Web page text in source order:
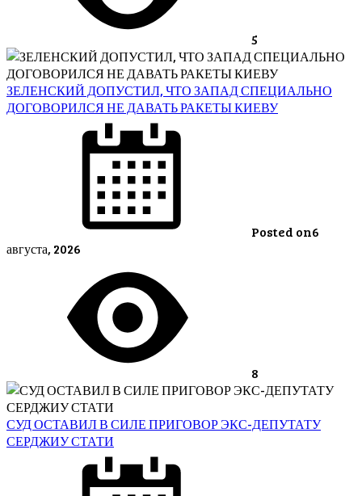
5
ЗЕЛЕНСКИЙ ДОПУСТИЛ, ЧТО ЗАПАД СПЕЦИАЛЬНО
ДОГОВОРИЛСЯ НЕ ДАВАТЬ РАКЕТЫ КИЕВУ
Posted on6
августа, 2026
8
СУД ОСТАВИЛ В СИЛЕ ПРИГОВОР ЭКС-ДЕПУТАТУ
СЕРДЖИУ СТАТИ